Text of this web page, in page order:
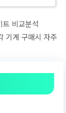
비교분석
기계 구매시 자주